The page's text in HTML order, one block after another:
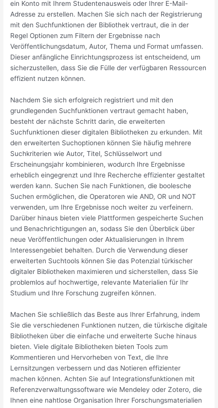
ein Konto mit Ihrem Studentenausweis oder Ihrer E-Mail-
Adresse zu erstellen. Machen Sie sich nach der Registrierung
mit den Suchfunktionen der Bibliothek vertraut, die in der
Regel Optionen zum Filtern der Ergebnisse nach
Veröffentlichungsdatum, Autor, Thema und Format umfassen.
Dieser anfängliche Einrichtungsprozess ist entscheidend, um
sicherzustellen, dass Sie die Fülle der verfügbaren Ressourcen
effizient nutzen können.
Nachdem Sie sich erfolgreich registriert und mit den
grundlegenden Suchfunktionen vertraut gemacht haben,
besteht der nächste Schritt darin, die erweiterten
Suchfunktionen dieser digitalen Bibliotheken zu erkunden. Mit
den erweiterten Suchoptionen können Sie häufig mehrere
Suchkriterien wie Autor, Titel, Schlüsselwort und
Erscheinungsjahr kombinieren, wodurch Ihre Ergebnisse
erheblich eingegrenzt und Ihre Recherche effizienter gestaltet
werden kann. Suchen Sie nach Funktionen, die boolesche
Suchen ermöglichen, die Operatoren wie AND, OR und NOT
verwenden, um Ihre Ergebnisse noch weiter zu verfeinern.
Darüber hinaus bieten viele Plattformen gespeicherte Suchen
und Benachrichtigungen an, sodass Sie den Überblick über
neue Veröffentlichungen oder Aktualisierungen in Ihrem
Interessengebiet behalten. Durch die Verwendung dieser
erweiterten Suchtools können Sie das Potenzial türkischer
digitaler Bibliotheken maximieren und sicherstellen, dass Sie
problemlos auf hochwertige, relevante Materialien für Ihr
Studium und Ihre Forschung zugreifen können.
Machen Sie schließlich das Beste aus Ihrer Erfahrung, indem
Sie die verschiedenen Funktionen nutzen, die türkische digitale
Bibliotheken über die einfache und erweiterte Suche hinaus
bieten. Viele digitale Bibliotheken bieten Tools zum
Kommentieren und Hervorheben von Text, die Ihre
Lernsitzungen verbessern und das Notieren effizienter
machen können. Achten Sie auf Integrationsfunktionen mit
Referenzverwaltungssoftware wie Mendeley oder Zotero, die
Ihnen eine nahtlose Organisation Ihrer Forschungsmaterialien